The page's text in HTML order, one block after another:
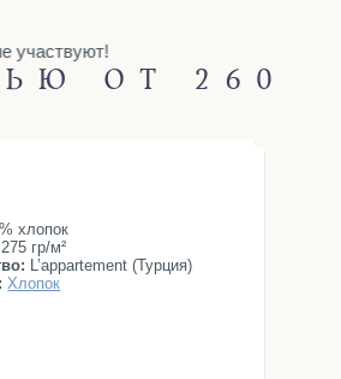
ОТ 260
хлопок
275 гр/м²
L’appartement (Турция)
Хлопок